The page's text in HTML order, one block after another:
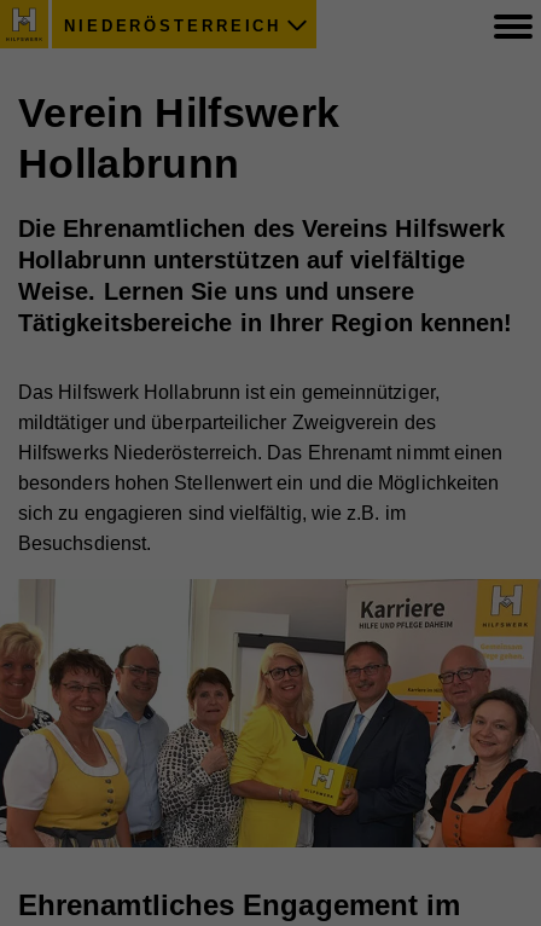
NIEDERÖSTERREICH
Verein Hilfswerk
Hollabrunn
Die Ehrenamtlichen des Vereins Hilfswerk
Hollabrunn unterstützen auf vielfältige
Weise. Lernen Sie uns und unsere
Tätigkeitsbereiche in Ihrer Region kennen!
Das Hilfswerk Hollabrunn ist ein gemeinnütziger,
mildtätiger und überparteilicher Zweigverein des
Hilfswerks Niederösterreich. Das Ehrenamt nimmt einen
besonders hohen Stellenwert ein und die Möglichkeiten
sich zu engagieren sind vielfältig, wie z.B. im
Besuchsdienst.
Ehrenamtliches Engagement im